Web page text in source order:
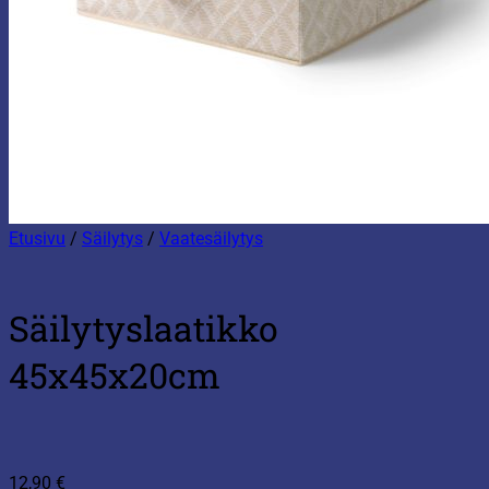
Etusivu / Säilytys / Vaatesäilytys
Säilytyslaatikko
45x45x20cm
12,90 €